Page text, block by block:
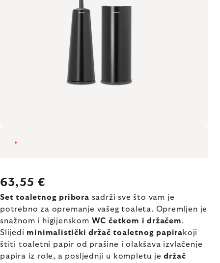
63,55 €
Set toaletnog pribora sadrži sve što vam je
potrebno za opremanje vašeg toaleta. Opremljen je
snažnom i higijenskom WC četkom i držačem.
Slijedi minimalistički držač toaletnog papirakoji
štiti toaletni papir od prašine i olakšava izvlačenje
papira iz role, a posljednji u kompletu jedržač